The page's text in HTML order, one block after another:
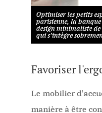
Optimiser les petits
parisienne, la
design minimaliste
qui s’intègre
Favoriser
Le mobilier
manière à être